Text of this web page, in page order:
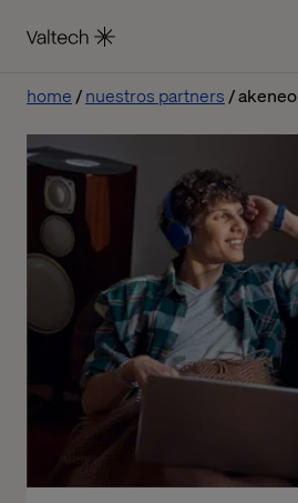
home nuestros partners akeneo